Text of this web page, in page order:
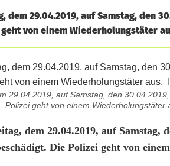
dem 29.04.2019, auf Samstag, den
von einem Wiederholungstäter
29.04.2019, auf Samstag, den
Polizei geht von einem
dem 29.04.2019, auf Samstag,
Die Polizei geht von